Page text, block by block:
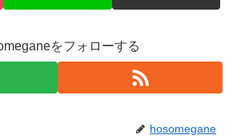
をフォローする
hosomegane